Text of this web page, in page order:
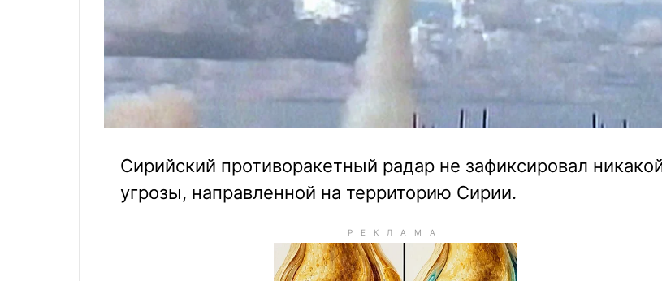
Сирийский противоракетный радар не зафиксировал
угрозы, направленной на территорию Сирии.